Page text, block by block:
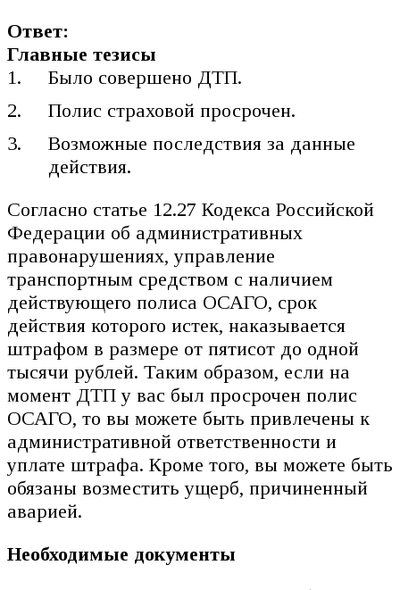
Ответ:
Главные тезисы
Было совершено ДТП.
Полис страховой просрочен.
Возможные последствия за данные
действия.
Согласно статье 12.27 Кодекса Российской
Федерации об административных
правонарушениях, управление
транспортным средством с наличием
действующего полиса ОСАГО, срок
действия которого истек, наказывается
штрафом в размере от пятисот до одной
тысячи рублей. Таким образом, если на
момент ДТП у вас был просрочен полис
ОСАГО, то вы можете быть привлечены к
административной ответственности и
уплате штрафа. Кроме того, вы можете быть
обязаны возместить ущерб, причиненный
аварией.
Необходимые документы